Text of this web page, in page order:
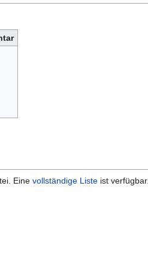
Eine vollständige Liste ist verfügbar.